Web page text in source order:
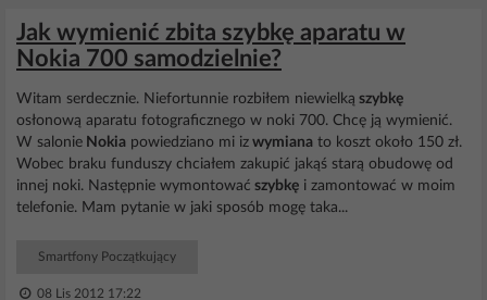
Jak wymienić zbita szybkę aparatu w
Nokia 700 samodzielnie?
Witam serdecznie. Niefortunnie rozbiłem niewielką szybkę
osłonową aparatu fotograficznego w noki 700. Chcę ją wymienić.
W salonie Nokia powiedziano mi iz wymiana to koszt około 150 zł.
Wobec braku funduszy chciałem zakupić jakąś starą obudowę od
innej noki. Następnie wymontować szybkę i zamontować w moim
telefonie. Mam pytanie w jaki sposób mogę taka...
Smartfony Początkujący
08 Lis 2012 17:22